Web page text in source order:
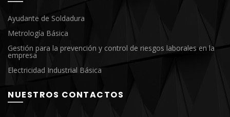
Ayudante de Soldadura
Metrología Básica
Gestión para la prevención y control de riesgos laborales en la
empresa
Electricidad Industrial Básica
NUESTROS CONTACTOS